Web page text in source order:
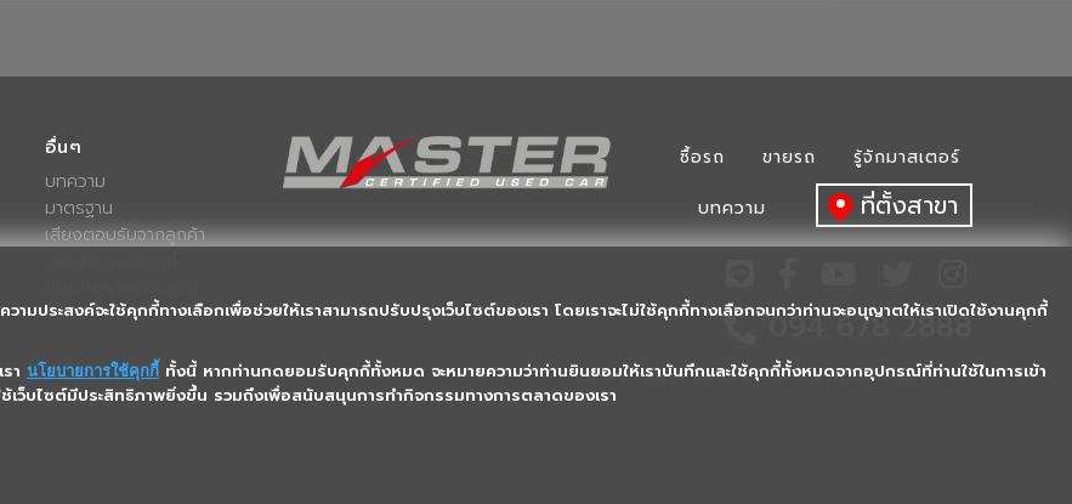
อื่นๆ
บทความ
มาตรฐาน
เสียงตอบรับจากลูกค้า
ตัว
ซื้อรถ ขายรถ
รู้จักมาสเตอร์
บทความ
ที่ตั้งสาขา
094 678 2888
2018 © Masterusedcar.com, All rights reserved.
ามประสงค์จะใช้คุกกี้ทางเลือกเพื่อช่วยให้เราสามารถปรับปรุงเว็บไซต์ของเรา โดยเราจะไม่ใช้คุกกี้ทางเลือกจนกว่าท่านจะอนุญาตให้เราเปิดใช้งานคุกกี้
า นโยบายการใช้คุกกี้ ทั้งนี้ หากท่านกดยอมรับคุกกี้ทั้งหมด จะหมายความว่าท่านยินยอมให้เราบันทึกและใช้คุกกี้ทั้งหมดจากอุปกรณ์ที่ท่านใช้ในการเข้า
ช้เว็บไซต์มีประสิทธิภาพยิ่งขึ้น รวมถึงเพื่อสนับสนุนการทำกิจกรรมทางการตลาดของเรา